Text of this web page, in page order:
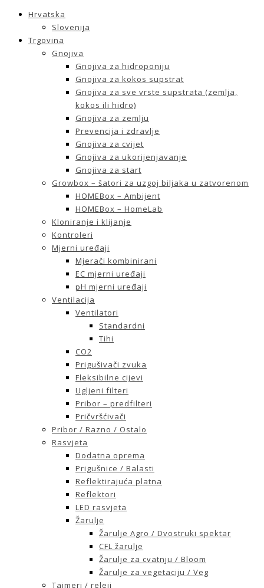
Hrvatska
Slovenija
Trgovina
Gnojiva
Gnojiva za hidroponiju
Gnojiva za kokos supstrat
Gnojiva za sve vrste supstrata (zemlja,
kokos ili hidro)
Gnojiva za zemlju
Prevencija i zdravlje
Gnojiva za cvijet
Gnojiva za ukorijenjavanje
Gnojiva za start
Growbox – šatori za uzgoj biljaka u zatvorenom
HOMEBox – Ambijent
HOMEBox – HomeLab
Kloniranje i klijanje
Kontroleri
Mjerni uređaji
Mjerači kombinirani
EC mjerni uređaji
pH mjerni uređaji
Ventilacija
Ventilatori
Standardni
Tihi
CO2
Prigušivači zvuka
Fleksibilne cijevi
Ugljeni filteri
Pribor – predfilteri
Pričvršćivači
Pribor / Razno / Ostalo
Rasvjeta
Dodatna oprema
Prigušnice / Balasti
Reflektirajuća platna
Reflektori
LED rasvjeta
Žarulje
Žarulje Agro / Dvostruki spektar
CFL žarulje
Žarulje za cvatnju / Bloom
Žarulje za vegetaciju / Veg
Tajmeri / releji